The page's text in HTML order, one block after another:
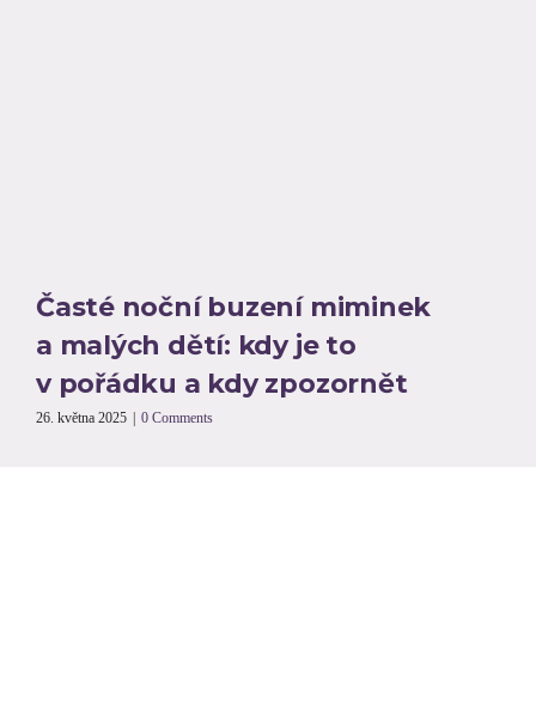
Časté noční buzení miminek
a malých dětí: kdy je to
v pořádku a kdy zpozornět
26. května 2025 0 Comments